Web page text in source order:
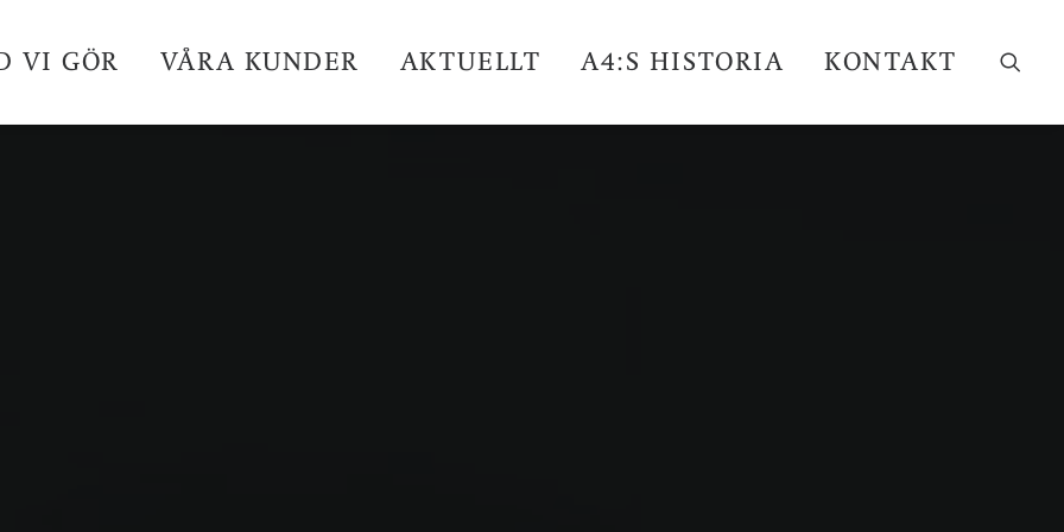
VI GÖR VÅRA KUNDER AKTUELLT A4:S HISTORIA KONTAKT